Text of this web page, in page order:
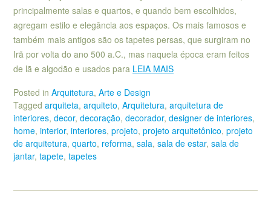
principalmente salas e quartos, e quando bem escolhidos,
agregam estilo e elegância aos espaços. Os mais famosos e
também mais antigos são os tapetes persas, que surgiram no
Irã por volta do ano 500 a.C., mas naquela época eram feitos
de lã e algodão e usados para LEIA MAIS
Posted in Arquitetura, Arte e Design
Tagged arquiteta, arquiteto, Arquitetura, arquitetura de
interiores, decor, decoração, decorador, designer de interiores,
home, interior, interiores, projeto, projeto arquitetônico, projeto
de arquitetura, quarto, reforma, sala, sala de estar, sala de
jantar, tapete, tapetes